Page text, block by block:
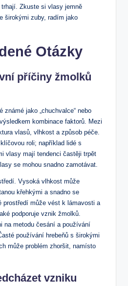
Zkuste‍ si vlasy jemně
širokými ⁢zuby, ⁢radím jako
Otázky
příčiny žmolků
jako „chuchvalce“ nebo
kombinace faktorů. Mezi
vlasů, vlhkost ⁣a způsob péče.
roli; například lidé s
vlasy mají tendenci častěji​ trpět
se mohou snadno​ zamotávat.
‌Vysoká vlhkost může
‌křehkými a snadno‌ se
⁤prostředí může ‍vést k lámavosti ‌a⁣
podporuje vznik žmolků.⁢
na metodu ​česání a ⁣používání⁢
používání hrebeňů s širokými
⁣může problém zhoršit, namísto⁢
vzniku